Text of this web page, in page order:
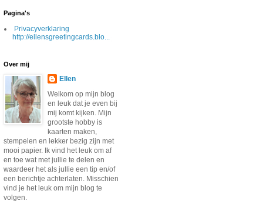
Pagina's
Privacyverklaring
http://ellensgreetingcards.blo...
Over mij
Ellen
Welkom op mijn blog
en leuk dat je even bij
mij komt kijken. Mijn
grootste hobby is
kaarten maken,
stempelen en lekker bezig zijn met
mooi papier. Ik vind het leuk om af
en toe wat met jullie te delen en
waardeer het als jullie een tip en/of
een berichtje achterlaten. Misschien
vind je het leuk om mijn blog te
volgen.